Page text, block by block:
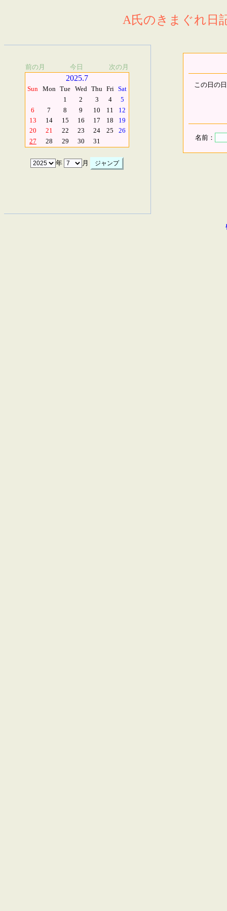
A氏のきまぐれ日
前の月 今日 次の月
2025.7
Sun Mon Tue Wed Thu Fri Sat
1
2 3 4
5
6
7 8 9 10 11
12
13
14 15 16 17 18
19
20
21 22 23 24 25
26
27
28 29 30 31
年 月
この日の
名前：